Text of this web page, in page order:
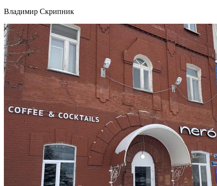
Владимир Скрипник